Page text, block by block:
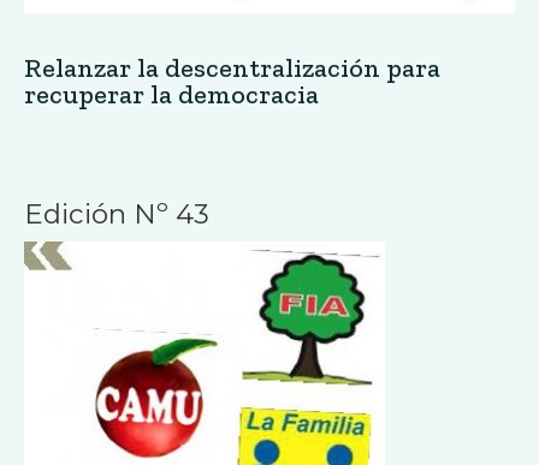
Relanzar la descentralización para
recuperar la democracia
Edición Nº 43